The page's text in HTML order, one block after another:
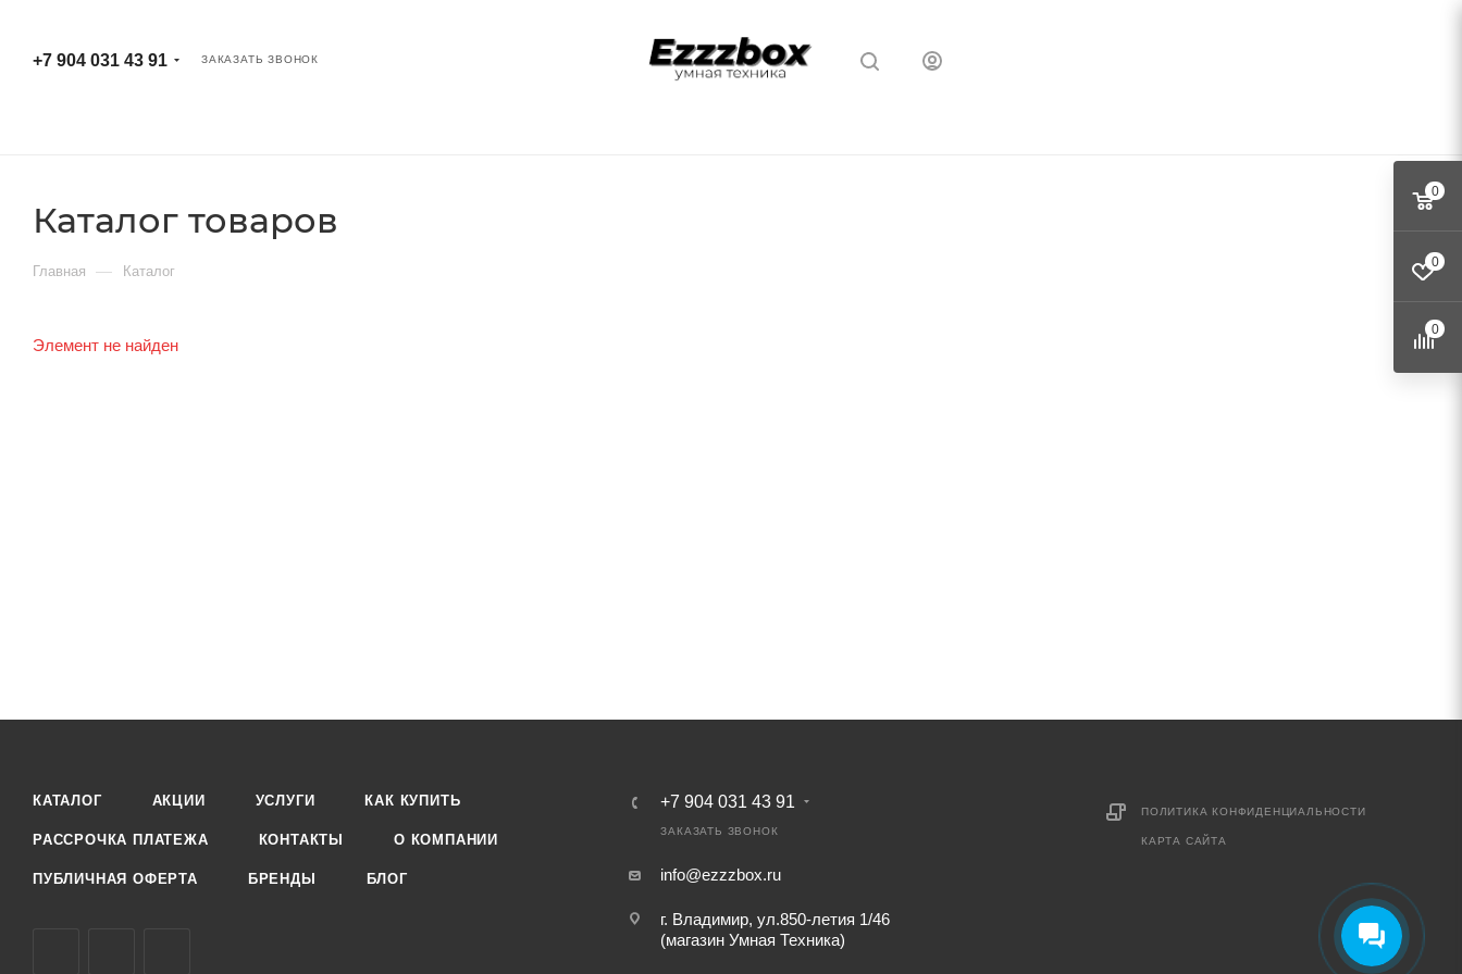
+7 904 031 43 91 ЗАКАЗАТЬ ЗВОНОК
Каталог товаров
Главная — Каталог
Элемент не найден
КАТАЛОГ АКЦИИ УСЛУГИ КАК КУПИТЬ
РАССРОЧКА ПЛАТЕЖА КОНТАКТЫ О КОМПАНИИ
ПУБЛИЧНАЯ ОФЕРТА БРЕНДЫ БЛОГ
+7 904 031 43 91
ЗАКАЗАТЬ ЗВОНОК
info@ezzzbox.ru
г. Владимир, ул.850-летия 1/46
(магазин Умная Техника)
ПОЛИТИКА КОНФИДЕНЦИАЛЬНОСТИ
КАРТА САЙТА
0
0
0